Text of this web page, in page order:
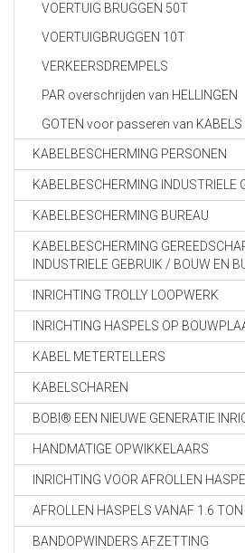
VOERTUIG BRUGGEN 50T
VOERTUIGBRUGGEN 10T
VERKEERSDREMPELS
PAR overschrijden van HELLINGEN
GOTEN voor passeren van
KABELBESCHERMING PERSONEN
KABELBESCHERMING INDUSTRIELE
KABELBESCHERMING BUREAU
KABELBESCHERMING
INDUSTRIELE GEBRUIK / BOUW EN
INRICHTING TROLLY LOOPWERK
INRICHTING HASPELS OP
KABEL METERTELLERS
KABELSCHAREN
BOBI® EEN NIEUWE GENERATIE
HANDMATIGE OPWIKKELAARS
INRICHTING VOOR AFROLLEN
AFROLLEN HASPELS VANAF 1.6
BANDOPWINDERS AFZETTING